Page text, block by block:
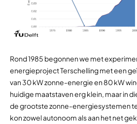
Rond 1985 begonnen we met
energieproject Terschelling met een
van 30 kW zonne-energie en 80 kW
huidige maatstaven erg klein, maar in
de grootste zonne-energiesystemen
kon zowel autonoom als aan het net